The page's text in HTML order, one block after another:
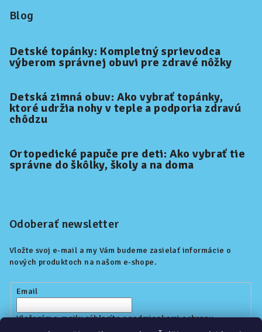
Blog
Detské topánky: Kompletný sprievodca
výberom správnej obuvi pre zdravé nôžky
Detská zimná obuv: Ako vybrať topánky,
ktoré udržia nohy v teple a podporia zdravú
chôdzu
Ortopedické papuče pre deti: Ako vybrať tie
správne do škôlky, školy a na doma
Odoberať newsletter
Vložte svoj e-mail a my Vám budeme zasielať informácie o
nových produktoch na našom e-shope.
Email
Vložením e-mailu súhlasíte spodmienkami ochrany